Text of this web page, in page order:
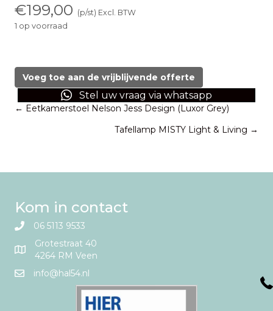
€199,00 (p/st) Excl. BTW
1 op voorraad
200x100
aantal
Voeg toe aan de vrijblijvende offerte
Stel uw vraag via whatsapp
Posts
← Eetkamerstoel Nelson Jess Design (Luxor Grey)
Tafellamp MISTY Light & Living →
Kom in contact
06 5113 9533
Grotestraat 40
4264 RM Veen
info@hal54.nl